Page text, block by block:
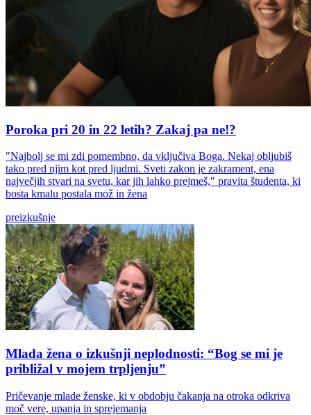
Poroka pri 20 in 22 letih? Zakaj pa ne!?
"Najbolj se mi zdi pomembno, da vključiva Boga. Nekaj obljubiš
tako pred njim kot pred ljudmi. Sveti zakon je zakrament, ena
največjih stvari na svetu, kar jih lahko prejmeš," pravita študenta, ki
bosta kmalu postala mož in žena
preizkušnje
Mlada žena o izkušnji neplodnosti: “Bog se mi je
približal v mojem trpljenju”
Pričevanje mlade ženske, ki v obdobju čakanja na otroka odkriva
moč vere, upanja in sprejemanja